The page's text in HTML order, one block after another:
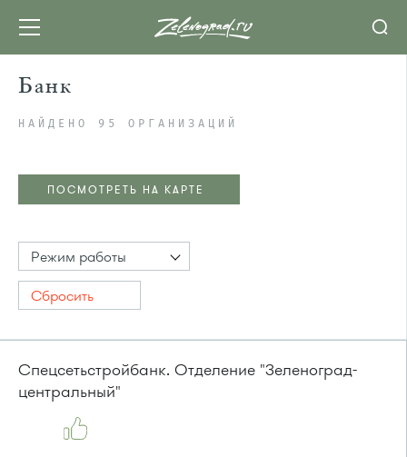
Банк
НАЙДЕНО 95 ОРГАНИЗАЦИЙ
ПОСМОТРЕТЬ НА КАРТЕ
Режим работы
Сбросить
Спецсетьстройбанк. Отделение "Зеленоград-
центральный"